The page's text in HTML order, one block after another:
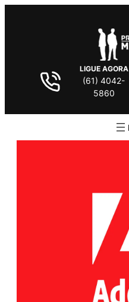
LIGUE AGORA
(61) 4042-
5860